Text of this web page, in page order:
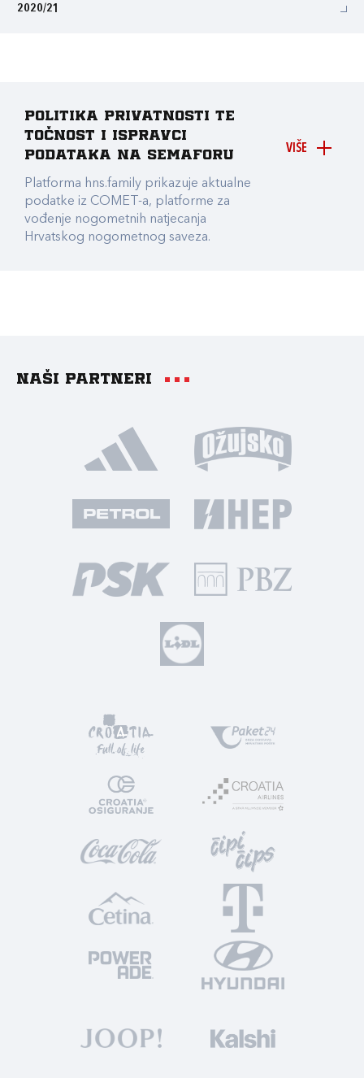
2020/21
VIŠE
Politika privatnosti te
točnost i ispravci
podataka na Semaforu
Platforma hns.family prikazuje aktualne
podatke iz COMET-a, platforme za
vođenje nogometnih natjecanja
Hrvatskog nogometnog saveza.
Naši partneri